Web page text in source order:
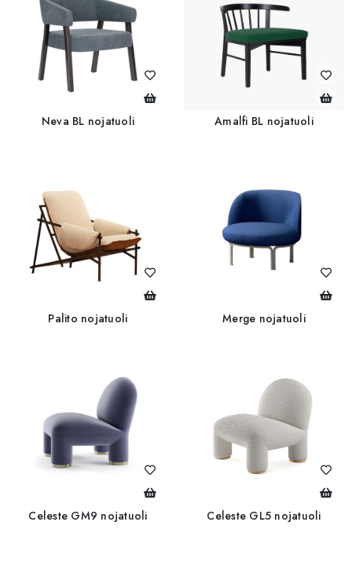
Neva BL nojatuoli Amalfi BL nojatuoli
Palito nojatuoli Merge nojatuoli
Celeste GM9 nojatuoli Celeste GL5 nojatuoli